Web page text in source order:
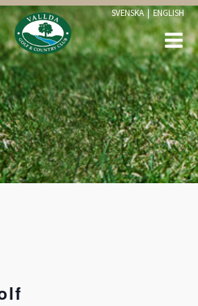
SVENSKA | ENGLISH